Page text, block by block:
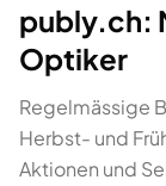
publy.ch:
Optiker
Regelmässige
Herbst- und
Aktionen und